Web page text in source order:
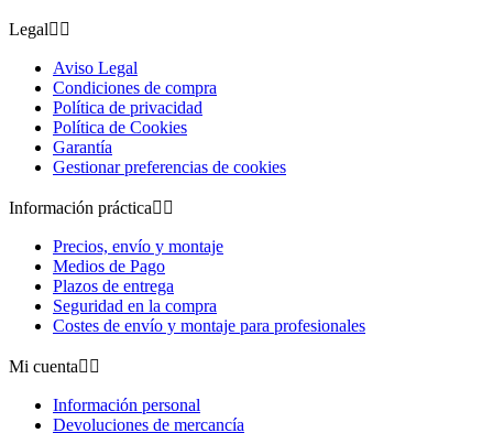
Legal 
Aviso Legal
Condiciones de compra
Política de privacidad
Política de Cookies
Garantía
Gestionar preferencias de cookies
Información práctica 
Precios, envío y montaje
Medios de Pago
Plazos de entrega
Seguridad en la compra
Costes de envío y montaje para profesionales
Mi cuenta 
Información personal
Devoluciones de mercancía